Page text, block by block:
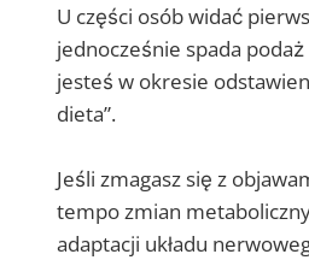
U części osób widać
jednocześnie spada
jesteś w okresie
dieta”.
Jeśli zmagasz się z
tempo zmian
adaptacji układu